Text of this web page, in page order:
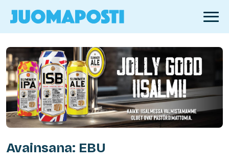
Avainsana: EBU